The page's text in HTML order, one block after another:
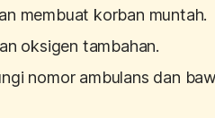
membuat korban muntah.
oksigen tambahan.
nomor ambulans dan